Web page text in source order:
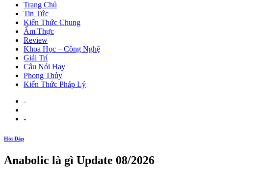
Trang Chủ
Tin Tức
Kiến Thức Chung
Ẩm Thực
Review
Khoa Học – Công Nghệ
Giải Trí
Câu Nói Hay
Phong Thủy
Kiến Thức Pháp Lý
-
-
Hỏi Đáp
Anabolic là gì Update 08/2026